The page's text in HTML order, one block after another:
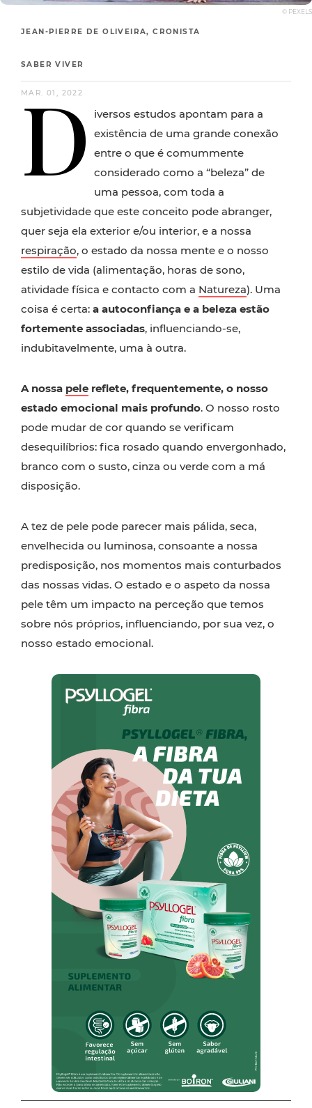
© PEXELS
JEAN-PIERRE DE OLIVEIRA, CRONISTA
SABER VIVER
MAR. 01, 2022
D
iversos estudos apontam para a
existência de uma grande conexão
entre o que é comummente
considerado como a “beleza” de
uma pessoa, com toda a
subjetividade que este conceito pode abranger,
quer seja ela exterior e/ou interior, e a nossa
respiração, o estado da nossa mente e o nosso
estilo de vida (alimentação, horas de sono,
atividade física e contacto com a Natureza). Uma
coisa é certa: a autoconfiança e a beleza estão
fortemente associadas, influenciando-se,
indubitavelmente, uma à outra.
A nossa pele reflete, frequentemente, o nosso
estado emocional mais profundo. O nosso rosto
pode mudar de cor quando se verificam
desequilíbrios: fica rosado quando envergonhado,
branco com o susto, cinza ou verde com a má
disposição.
A tez de pele pode parecer mais pálida, seca,
envelhecida ou luminosa, consoante a nossa
predisposição, nos momentos mais conturbados
das nossas vidas. O estado e o aspeto da nossa
pele têm um impacto na perceção que temos
sobre nós próprios, influenciando, por sua vez, o
nosso estado emocional.